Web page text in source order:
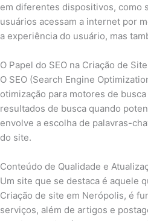
em diferentes dispositivos, como
usuários acessam a internet por
a experiência do usuário, mas
O Papel do SEO na Criação de
O SEO (Search Engine
otimização para motores de
resultados de busca quando
envolve a escolha de palavras-
do site.
Conteúdo de Qualidade e
Um site que se destaca é aquele
Criação de site em Nerópolis, é
serviços, além de artigos e